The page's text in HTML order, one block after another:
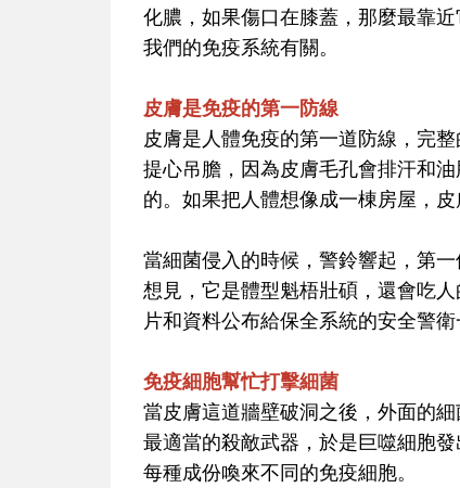
化膿，如果傷口在膝蓋，那麼最靠
我們的免疫系統有關。
皮膚是免疫的第一防線
皮膚是人體免疫的第一道防線，完
提心吊膽，因為皮膚毛孔會排汗和
的。如果把人體想像成一棟房屋，
當細菌侵入的時候，警鈴響起，第
想見，它是體型魁梧壯碩，還會吃
片和資料公布給保全系統的安全警衛
免疫細胞幫忙打擊細菌
當皮膚這道牆壁破洞之後，外面的
最適當的殺敵武器，於是巨噬細胞
每種成份喚來不同的免疫細胞。